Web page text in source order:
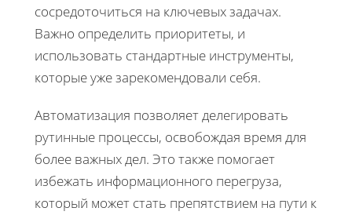
сосредоточиться на ключевых задачах.
Важно определить приоритеты, и
использовать стандартные инструменты,
которые уже зарекомендовали себя.
Автоматизация позволяет делегировать
рутинные процессы, освобождая время для
более важных дел. Это также помогает
избежать информационного перегруза,
который может стать препятствием на пути к